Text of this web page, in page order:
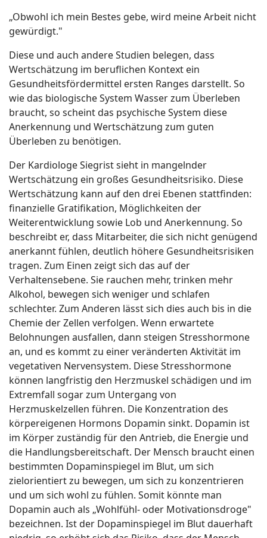
„Obwohl ich mein Bestes gebe, wird meine Arbeit nicht
gewürdigt."
Diese und auch andere Studien belegen, dass
Wertschätzung im beruflichen Kontext ein
Gesundheitsfördermittel ersten Ranges darstellt. So
wie das biologische System Wasser zum Überleben
braucht, so scheint das psychische System diese
Anerkennung und Wertschätzung zum guten
Überleben zu benötigen.
Der Kardiologe Siegrist sieht in mangelnder
Wertschätzung ein großes Gesundheitsrisiko. Diese
Wertschätzung kann auf den drei Ebenen stattfinden:
finanzielle Gratifikation, Möglichkeiten der
Weiterentwicklung sowie Lob und Anerkennung. So
beschreibt er, dass Mitarbeiter, die sich nicht genügend
anerkannt fühlen, deutlich höhere Gesundheitsrisiken
tragen. Zum Einen zeigt sich das auf der
Verhaltensebene. Sie rauchen mehr, trinken mehr
Alkohol, bewegen sich weniger und schlafen
schlechter. Zum Anderen lässt sich dies auch bis in die
Chemie der Zellen verfolgen. Wenn erwartete
Belohnungen ausfallen, dann steigen Stresshormone
an, und es kommt zu einer veränderten Aktivität im
vegetativen Nervensystem. Diese Stresshormone
können langfristig den Herzmuskel schädigen und im
Extremfall sogar zum Untergang von
Herzmuskelzellen führen. Die Konzentration des
körpereigenen Hormons Dopamin sinkt. Dopamin ist
im Körper zuständig für den Antrieb, die Energie und
die Handlungsbereitschaft. Der Mensch braucht einen
bestimmten Dopaminspiegel im Blut, um sich
zielorientiert zu bewegen, um sich zu konzentrieren
und um sich wohl zu fühlen. Somit könnte man
Dopamin auch als „Wohlfühl- oder Motivationsdroge"
bezeichnen. Ist der Dopaminspiegel im Blut dauerhaft